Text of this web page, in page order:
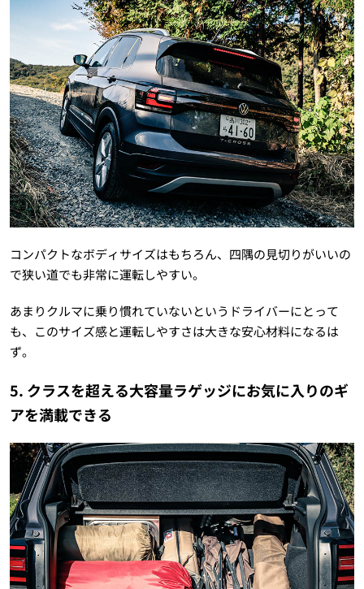
コンパクトなボディサイズはもちろん、四隅の見切りがいいの
で狭い道でも非常に運転しやすい。
あまりクルマに乗り慣れていないというドライバーにとって
も、このサイズ感と運転しやすさは大きな安心材料になるは
ず。
5. クラスを超える大容量ラゲッジにお気に入りのギ
アを満載できる